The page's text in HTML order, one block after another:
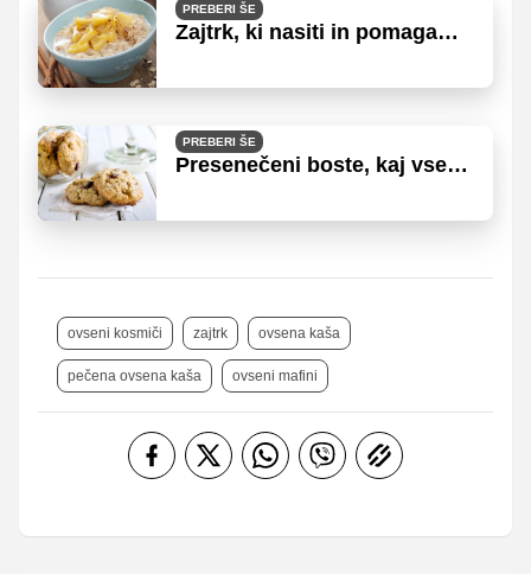
PREBERI ŠE
Zajtrk, ki nasiti in pomaga
PREBERI ŠE
Presenečeni boste, kaj vse
ovseni kosmiči zajtrk ovsena kaša
pečena ovsena kaša ovseni mafini